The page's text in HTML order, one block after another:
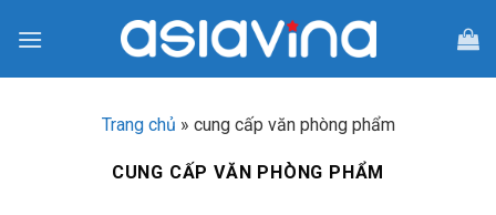
Trang chủ » cung cấp văn phòng phẩm
CUNG CẤP VĂN PHÒNG PHẨM